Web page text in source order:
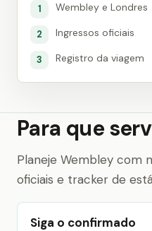
1 Wembley e Londres
2 Ingressos oficiais
3 Registro da viagem
Para que
Planeje Wembley com
oficiais e tracker de
Siga o confirmado